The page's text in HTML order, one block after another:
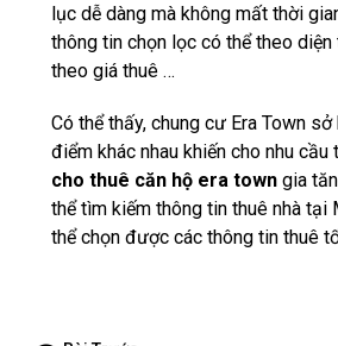
lục dễ dàng mà không mất thời
thông tin chọn lọc có thể theo diện
theo giá thuê …
Có thể thấy, chung cư Era Town
điểm khác nhau khiến cho nhu cầu
cho thuê căn hộ era town gia
thể tìm kiếm thông tin thuê nhà tại
thể chọn được các thông tin thuê